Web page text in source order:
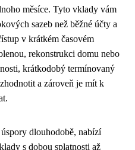
měsíce. Tyto vklady vám
sazeb než běžné účty a
v krátkém časovém
rekonstrukci domu nebo
krátkodobý termínovaný
a zároveň je mít k
dlouhodobě, nabízí
s dobou splatnosti až